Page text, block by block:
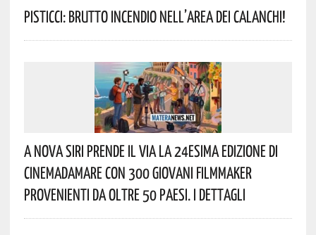
Pisticci: Brutto Incendio Nell’area Dei Calanchi!
A Nova Siri Prende Il Via La 24esima Edizione Di
Cinemadamare Con 300 Giovani Filmmaker
Provenienti Da Oltre 50 Paesi. I Dettagli